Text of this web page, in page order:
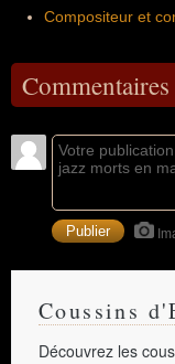
Compositeur et
Commentaires
Coussins
Découvrez les